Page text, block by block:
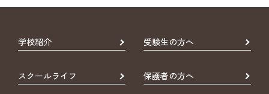
学校紹介 受験生の方へ
スクールライフ 保護者の方へ